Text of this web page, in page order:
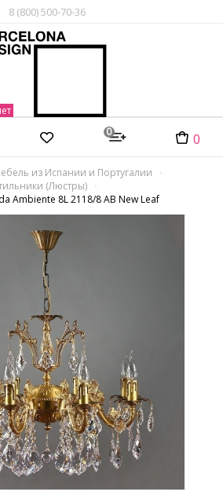
8 (800) 500-70-36
0 0
из Испании и Португалии
(Люстры)
Ambiente 8L 2118/8 AB New Leaf